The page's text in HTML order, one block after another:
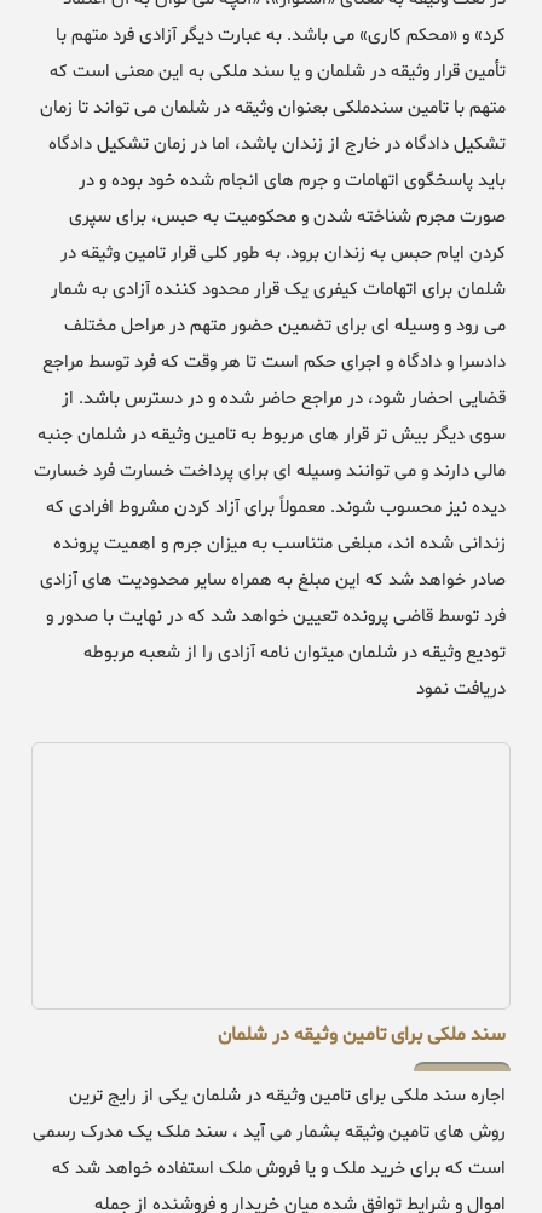
کرد» و «محکم کاری» می باشد. به عبارت دیگر آزادی فرد متهم با
تأمین قرار وثیقه در شلمان و یا سند ملکی به این معنی است که
متهم با تامین سندملکی بعنوان وثیقه در شلمان می تواند تا زمان
تشکیل دادگاه در خارج از زندان باشد، اما در زمان تشکیل دادگاه
باید پاسخگوی اتهامات و جرم های انجام شده خود بوده و در
صورت مجرم شناخته شدن و محکومیت به حبس، برای سپری
کردن ایام حبس به زندان برود. به طور کلی قرار تامین وثیقه در
شلمان برای اتهامات کیفری یک قرار محدود کننده آزادی به شمار
می رود و وسیله ای برای تضمین حضور متهم در مراحل مختلف
دادسرا و دادگاه و اجرای حکم است تا هر وقت که فرد توسط مراجع
قضایی احضار شود، در مراجع حاضر شده و در دسترس باشد. از
سوی دیگر بیش تر قرار های مربوط به تامین وثیقه در شلمان جنبه
مالی دارند و می توانند وسیله ای برای پرداخت خسارت فرد خسارت
دیده نیز محسوب شوند. معمولاً برای آزاد کردن مشروط افرادی که
زندانی شده اند، مبلغی متناسب به میزان جرم و اهمیت پرونده
صادر خواهد شد که این مبلغ به همراه سایر محدودیت های آزادی
فرد توسط قاضی پرونده تعیین خواهد شد که در نهایت با صدور و
تودیع وثیقه در شلمان میتوان نامه آزادی را از شعبه مربوطه
دریافت نمود
سند ملکی برای تامین وثیقه در شلمان
اجاره سند ملکی برای تامین وثیقه در شلمان یکی از رایج ترین
روش های تامین وثیقه بشمار می آید ، سند ملک یک مدرک رسمی
است که برای خرید ملک و یا فروش ملک استفاده خواهد شد که
اموال و شرایط توافق شده میان خریدار و فروشنده از جمله